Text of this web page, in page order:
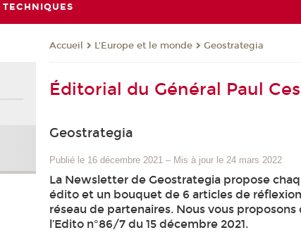
TECHNIQUES
Accueil L'Europe et le monde Geostrategia
Éditorial du Général Paul
Geostrategia
Publié le 16 décembre 2021 – Mis à jour le 24 mars 2022
La Newsletter de Geostrategia propose
édito et un bouquet de 6 articles de
réseau de partenaires. Nous vous proposons
l’Edito n°86/7 du 15 décembre 2021.